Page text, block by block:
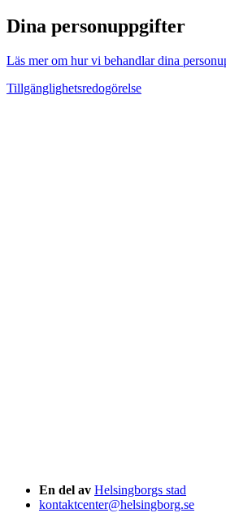
Dina personuppgifter
Läs mer om hur vi behandlar dina
Tillgänglighetsredogörelse
En del av Helsingborgs stad
kontaktcenter@helsingborg.se